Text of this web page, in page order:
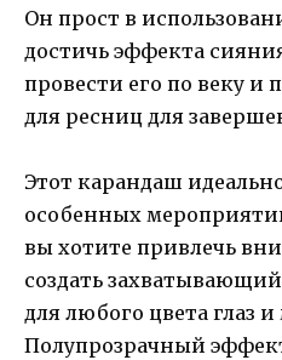
Он прост в
достичь эффекта
провести его по веку и
для ресниц для
Этот карандаш
особенных
вы хотите привлечь
создать
для любого цвета глаз
Полупрозрачный